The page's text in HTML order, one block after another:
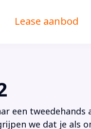
Lease aanbod
een
we dat je als